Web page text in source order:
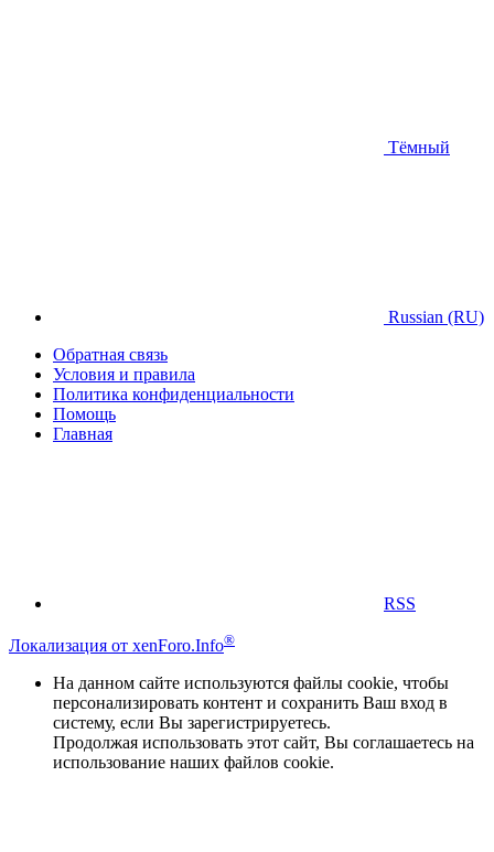
Тёмный
Russian (RU)
Обратная связь
Условия и правила
Политика конфиденциальности
Помощь
Главная
RSS
Локализация от xenForo.Info®
На данном сайте используются файлы cookie, чтобы
персонализировать контент и сохранить Ваш вход в
систему, если Вы зарегистрируетесь.
Продолжая использовать этот сайт, Вы соглашаетесь на
использование наших файлов cookie.